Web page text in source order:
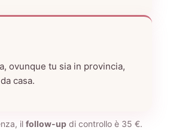
ovunque tu sia in provincia,
casa.
il follow-up di controllo è 35 €.